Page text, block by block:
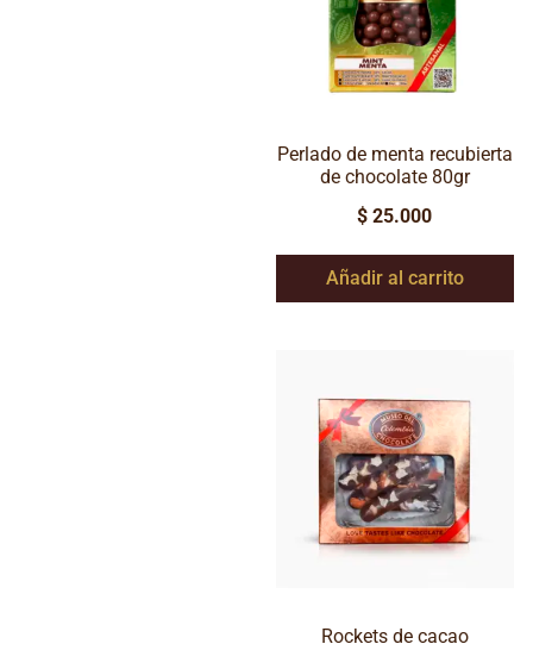
Perlado de menta recubierta
de chocolate 80gr
$ 25.000
Añadir al carrito
Rockets de cacao